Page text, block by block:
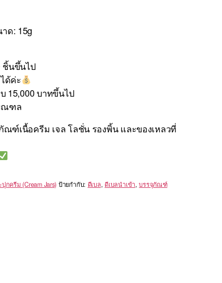
ด: 15g
ชิ้นขึ้นไป
ด้ค่ะ
15,000 บาทขึ้นไป
ณฑล
ณฑ์เนื้อครีม เจล โลชั่น รองพิ้น และของเหลวที่
ปุกครีม (Cream Jars) ป้ายกำกับ: ดีเบล,ดีเบลนำเข้า,บรรจุภัณฑ์